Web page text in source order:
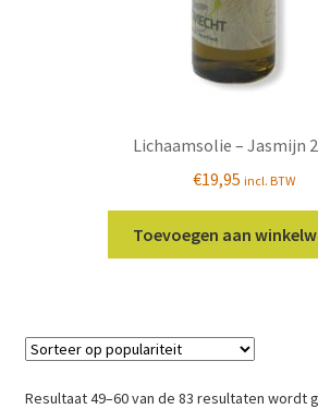
Lichaamsolie – Jasmijn
€19,95 incl. BTW
Toevoegen aan
Resultaat 49–60 van de 83 resultaten wordt